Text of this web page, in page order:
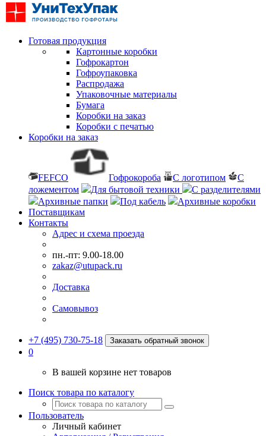
Готовая продукция
Картонные коробки
Гофрокартон
Гофроупаковка
Распродажа
Упаковочные материалы
Бумага
Коробки на заказ
Коробки с печатью
Коробки на заказ
FEFCO Гофрокороба С логотипом
С
ложементом
Для бытовой техники
С разделителями
Архивные папки
Под кабель
Архивные коробки
Поставщикам
Контакты
Адрес и схема проезда
пн.-пт: 9.00-18.00
zakaz@utupack.ru
Доставка
Самовывоз
+7 (495) 730-75-18 Заказать обратный звонок
0
В вашей корзине нет товаров
Поиск товара по каталогу
Пользователь
Личный кабинет